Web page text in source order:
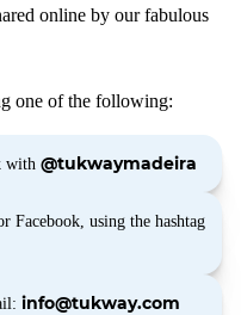
online by our fabulous
one of the following:
with @tukwaymadeira
Facebook, using the hashtag
info@tukway.com